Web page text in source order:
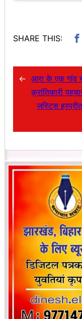
SHARE THIS:
← आरा के एक गांव
क्रांतिकारी
जस्टिस